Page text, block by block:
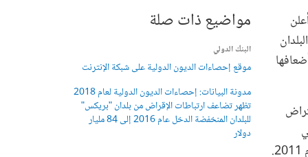
أضعافها
مواضيع ذات صلة
البنك الدولي
موقع إحصاءات الديون الدولية على شبكة الإنترنت
مدونة البيانات: إحصاءات الديون الدولية لعام 2018
تظهر تضاعف ارتباطات الإقراض من بلدان "بريكس"
للبلدان المنخفضة الدخل عام 2016 إلى 84 مليار
دولار